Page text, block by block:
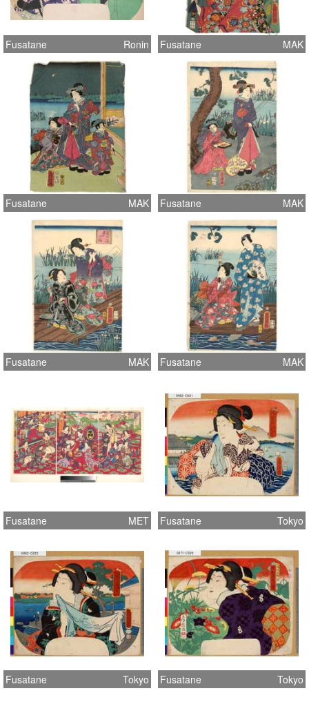
Fusatane Ronin Fusatane MAK
Fusatane MAK Fusatane MAK
Fusatane MAK Fusatane MAK
Fusatane MET Fusatane Tokyo
Fusatane Tokyo Fusatane Tokyo